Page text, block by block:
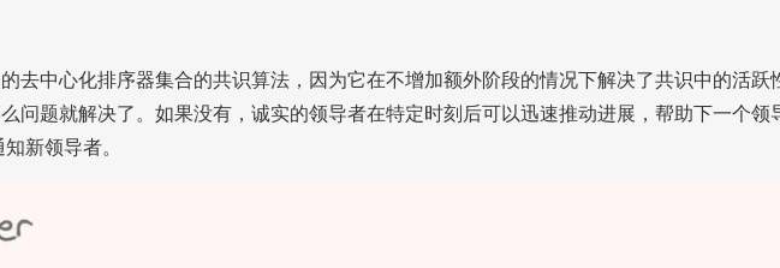
中心化排序器集合的共识算法，因为它在不增加额外阶段的情况下解决了共识中的活跃
题就解决了。如果没有，诚实的领导者在特定时刻后可以迅速推动进展，帮助下一个领
新领导者。